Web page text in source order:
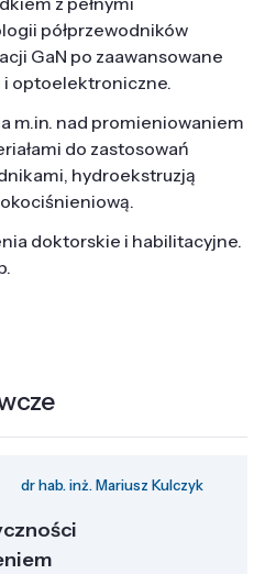
półprzewodników
GaN po zaawansowane
optoelektroniczne.
m.in. nad promieniowaniem
do zastosowań
hydroekstruzją
doktorskie i habilitacyjne.
dr hab. inż. Mariusz Kulczyk